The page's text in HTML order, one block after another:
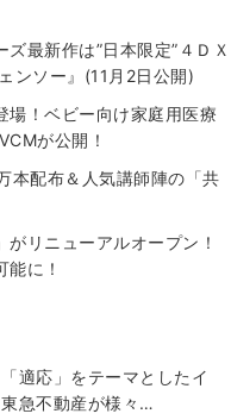
最新作は”日本限定”４ＤＸ
ンソー』(11月2日公開)
場！ベビー向け家庭用医療
が公開！
本配布＆人気講師陣の「共
リニューアルオープン！
に！
適応」をテーマとしたイ
急不動産が様々…